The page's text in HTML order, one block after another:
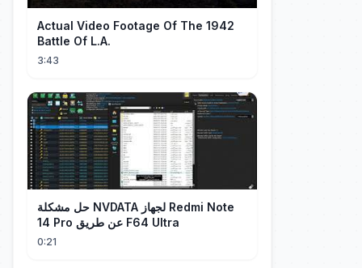
Actual Video Footage Of The 1942
Battle Of L.A.
3:43
حل مشكلة NVDATA لجهاز Redmi Note
14 Pro عن طريق F64 Ultra
0:21